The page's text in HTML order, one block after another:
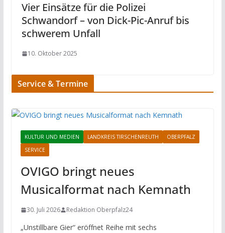
Vier Einsätze für die Polizei
Schwandorf – von Dick-Pic-Anruf bis
schwerem Unfall
10. Oktober 2025
Service & Termine
KULTUR UND MEDIEN LANDKREIS TIRSCHENREUTH
OBERPFALZ
SERVICE
OVIGO bringt neues
Musicalformat nach Kemnath
30. Juli 2026 Redaktion Oberpfalz24
„Unstillbare Gier“ eröffnet Reihe mit sechs